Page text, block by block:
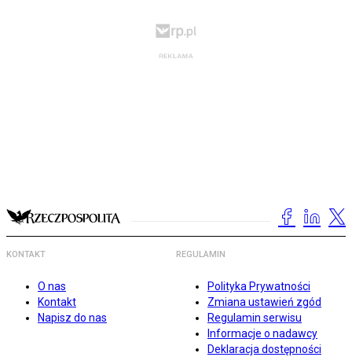
KONTAKT
O nas
Kontakt
Napisz do nas
REGULAMIN
Polityka Prywatności
Zmiana ustawień zgód
Regulamin serwisu
Informacje o nadawcy
Deklaracja dostępności